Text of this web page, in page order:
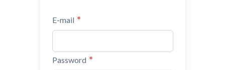
E-mail
Password